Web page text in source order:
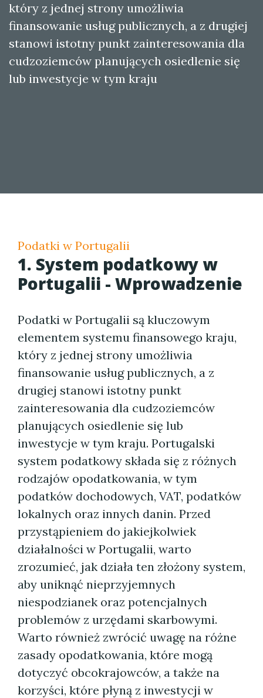
który z jednej strony umożliwia
finansowanie usług publicznych, a z drugiej
stanowi istotny punkt zainteresowania dla
cudzoziemców planujących osiedlenie się
lub inwestycje w tym kraju
Podatki w Portugalii
1. System podatkowy w
Portugalii - Wprowadzenie
Podatki w Portugalii są kluczowym
elementem systemu finansowego kraju,
który z jednej strony umożliwia
finansowanie usług publicznych, a z
drugiej stanowi istotny punkt
zainteresowania dla cudzoziemców
planujących osiedlenie się lub
inwestycje w tym kraju. Portugalski
system podatkowy składa się z różnych
rodzajów opodatkowania, w tym
podatków dochodowych, VAT, podatków
lokalnych oraz innych danin. Przed
przystąpieniem do jakiejkolwiek
działalności w Portugalii, warto
zrozumieć, jak działa ten złożony system,
aby uniknąć nieprzyjemnych
niespodzianek oraz potencjalnych
problemów z urzędami skarbowymi.
Warto również zwrócić uwagę na różne
zasady opodatkowania, które mogą
dotyczyć obcokrajowców, a także na
korzyści, które płyną z inwestycji w